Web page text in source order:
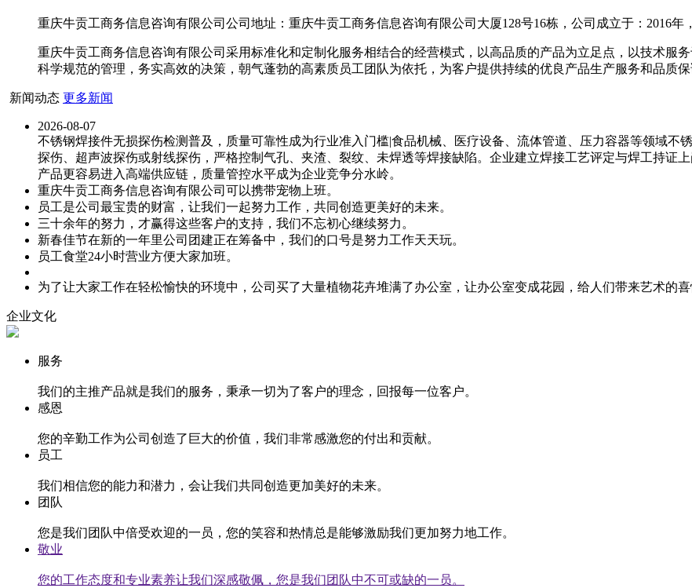
重庆牛贡工商务信息咨询有限公司公司地址：重庆牛贡工商务信息咨询有限公司大厦128号16栋，公司成立于：2016年
重庆牛贡工商务信息咨询有限公司采用标准化和定制化服务相结合的经营模式，以高品质的产品为立足点，以技术服
科学规范的管理，务实高效的决策，朝气蓬勃的高素质员工团队为依托，为客户提供持续的优良产品生产服务和品质保
新闻动态 更多新闻
2026-08-07
不锈钢焊接件无损探伤检测普及，质量可靠性成为行业准入门槛|食品机械、医疗设备、流体管道、压力容器等领域不
探伤、超声波探伤或射线探伤，严格控制气孔、夹渣、裂纹、未焊透等焊接缺陷。企业建立焊接工艺评定与焊工持证
产品更容易进入高端供应链，质量管控水平成为企业竞争分水岭。
重庆牛贡工商务信息咨询有限公司可以携带宠物上班。
员工是公司最宝贵的财富，让我们一起努力工作，共同创造更美好的未来。
三十余年的努力，才赢得这些客户的支持，我们不忘初心继续努力。
新春佳节在新的一年里公司团建正在筹备中，我们的口号是努力工作天天玩。
员工食堂24小时营业方便大家加班。
为了让大家工作在轻松愉快的环境中，公司买了大量植物花卉堆满了办公室，让办公室变成花园，给人们带来艺术的喜
企业文化
服务
我们的主推产品就是我们的服务，秉承一切为了客户的理念，回报每一位客户。
感恩
您的辛勤工作为公司创造了巨大的价值，我们非常感激您的付出和贡献。
员工
我们相信您的能力和潜力，会让我们共同创造更加美好的未来。
团队
您是我们团队中倍受欢迎的一员，您的笑容和热情总是能够激励我们更加努力地工作。
敬业
您的工作态度和专业素养让我们深感敬佩，您是我们团队中不可或缺的一员。